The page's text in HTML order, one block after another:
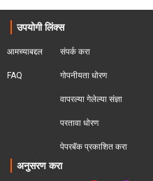
उपयोगी लिंक्स
आमच्याबद्दल
FAQ
संपर्क करा
गोपनीयता धोरण
वापरल्या गेलेल्या संज्ञा
परतावा धोरण
पेपरबॅक प्रकाशित करा
अनुसरण करा